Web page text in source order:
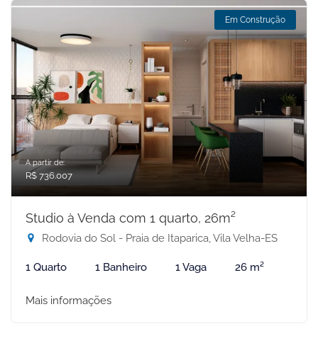
Em Construção
A partir de:
R$ 736.007
Studio à Venda com 1 quarto, 26m²
Rodovia do Sol - Praia de Itaparica, Vila Velha-ES
1 Quarto 1 Banheiro 1 Vaga 26 m²
Mais informações